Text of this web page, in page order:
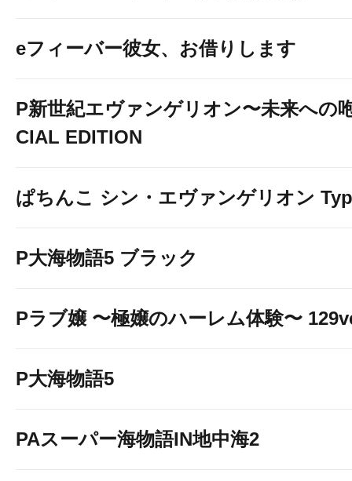
eフィーバー彼女、お借りします
P新世紀エヴァンゲリオン〜未来への
CIAL EDITION
ぱちんこ シン・エヴァンゲリオン
P大海物語5 ブラック
Pラブ嬢 〜極嬢のハーレム体験〜
P大海物語5
PAスーパー海物語IN地中海2